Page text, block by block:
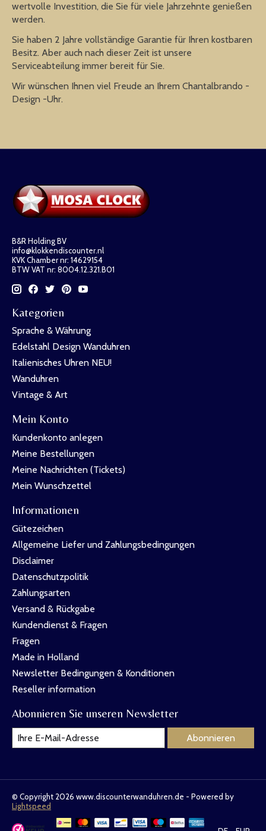
wertvolle Investition, die Sie für viele Jahrzehnte genießen
werden.
Sie haben 2 Jahre vollständige Garantie für Ihren kostbaren
Besitz. Aber auch nach dieser Zeit ist unsere
Serviceabteilung immer bereit für Sie.
Wir wünschen Ihnen viel Freude an Ihrem Chantalbrando -
Design -Uhr.
B&R Holding BV
info@klokkendiscounter.nl
KVK Chamber nr: 14629154
BTW VAT nr: 8004.12.321.B01
Kategorien
Sprache & Währung
Edelstahl Design Wanduhren
Italienisches Uhren NEU!
Wanduhren
Vintage & Art
Mein Konto
Kundenkonto anlegen
Meine Bestellungen
Meine Nachrichten (Tickets)
Mein Wunschzettel
Informationen
Gütezeichen
Allgemeine Liefer und Zahlungsbedingungen
Disclaimer
Datenschutzpolitik
Zahlungsarten
Versand & Rückgabe
Kundendienst & Fragen
Fragen
Made in Holland
Newsletter Bedingungen & Konditionen
Reseller information
Abonnieren Sie unseren Newsletter
Abonnieren
© Copyright 2026 www.discounterwanduhren.de - Powered by
Lightspeed